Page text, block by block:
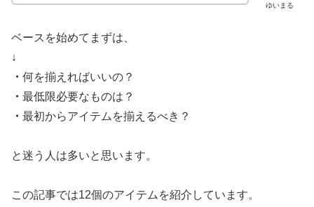
ゆいまる
ベースを始めてまずは、
↓
・ 何を揃えればいいの？
・ 最低限必要なものは？
・ 最初からアイテムを揃えるべき？
と迷う人は多いと思います。
この記事では12個のアイテムを紹介しています。